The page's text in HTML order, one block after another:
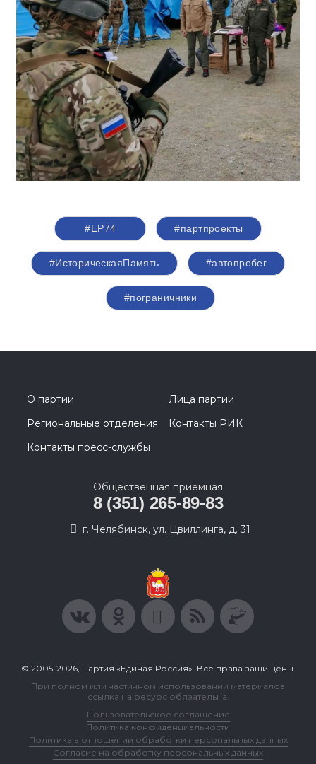
#ЕР74 #партпроекты
#ИсторическаяПамять #автопробег
#пограничники
О партии
Лица партии
Региональные отделения
Контакты РИК
Контакты пресс-службы
Общественная приемная
8 (351) 265-89-83
г. Челябинск, ул. Цвиллинга, д. 31
© 2005-2026, Партия «Единая Россия». Все права защищены.
При полном или частичном использовании материалов
ссылка на ресурс обязательна.
Пользовательское соглашение
Политика конфиденциальности
Политика в отношении обработки персональных данных
Согласие на обработку персональных данных